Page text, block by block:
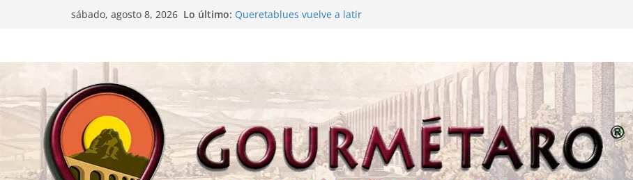
sábado, agosto 8, 2026 Lo último: Queretablues vuelve a latir